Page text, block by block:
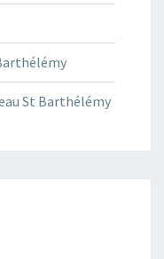
St Barthélémy